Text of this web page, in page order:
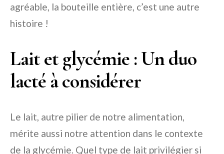
agréable, la bouteille entière, c’est une autre
histoire !
Lait et glycémie : Un duo
lacté à considérer
Le lait, autre pilier de notre alimentation,
mérite aussi notre attention dans le contexte
de la glycémie. Quel type de lait privilégier si